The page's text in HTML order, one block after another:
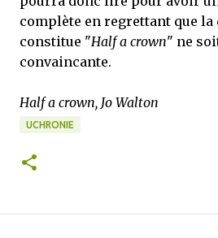
complète en regrettant que la
constitue "Half a crown" ne
convaincante.
Half a crown, Jo Walton
UCHRONIE